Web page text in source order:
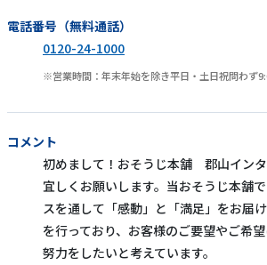
電話番号（無料通話）
0120-24-1000
営業時間：年末年始を除き平日・土日祝問わず
コメント
初めまして！おそうじ本舗 郡山イン
宜しくお願いします。当おそうじ本舗
スを通して「感動」と「満足」をお届
を行っており、お客様のご要望やご希
努力をしたいと考えています。